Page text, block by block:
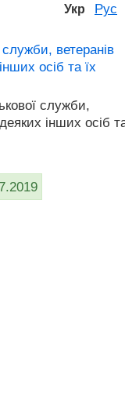
Укр Рус
служби, ветеранів
осіб та їх
служби,
інших осіб